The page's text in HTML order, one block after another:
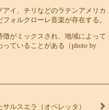
イ、チリなどのラテンアメリカ
ォルクローレ音楽が存在する。
がミックスされ、地域によって
ていることがある（photo by
ルスエラ（オペレッタ）